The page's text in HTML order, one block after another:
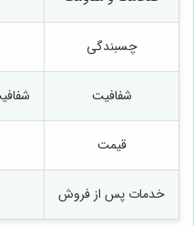
چسبندگی
شفافیت
قیمت
خدمات پس از فروش